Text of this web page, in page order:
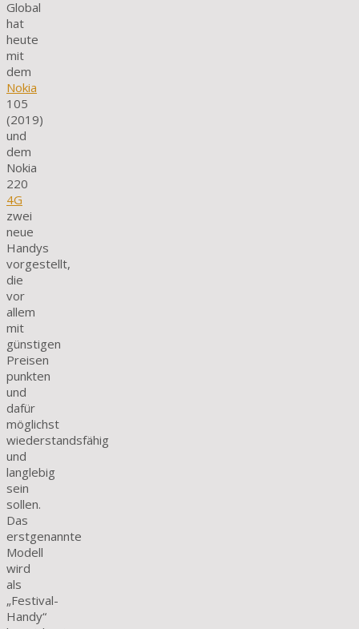
Global
hat
heute
mit
dem
Nokia
105
(2019)
und
dem
Nokia
220
4G
zwei
neue
Handys
vorgestellt,
die
vor
allem
mit
günstigen
Preisen
punkten
und
dafür
möglichst
wiederstandsfähig
und
langlebig
sein
sollen.
Das
erstgenannte
Modell
wird
als
„Festival-
Handy“